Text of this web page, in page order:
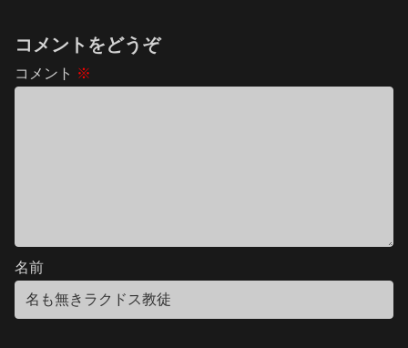
コメントをどうぞ
コメント ※
名前